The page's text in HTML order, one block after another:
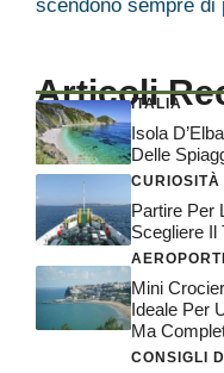
scendono sempre di
ArticoliITALIA
Isola
Delle
Partire Per
Scegliere Il
AEROPORTI
Mini
Ideale Per
Ma
CONSIGLI